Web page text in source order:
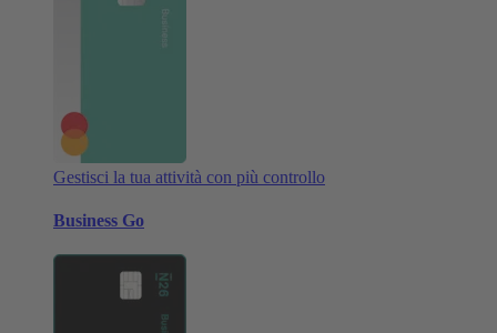
Gestisci la tua attività con più controllo
Business Go